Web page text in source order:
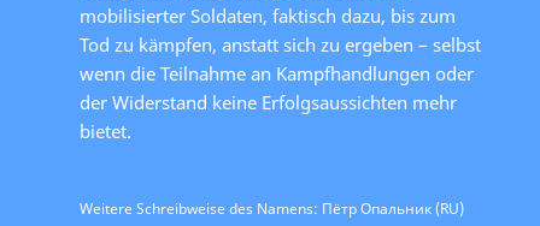
mobilisierter Soldaten, faktisch dazu, bis zum
Tod zu kämpfen, anstatt sich zu ergeben – selbst
wenn die Teilnahme an Kampfhandlungen oder
der Widerstand keine Erfolgsaussichten mehr
bietet.
Weitere Schreibweise des Namens: Пётр Опальник (RU)